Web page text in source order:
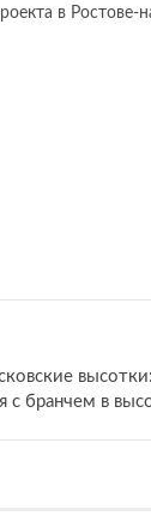
в
c бранчем в